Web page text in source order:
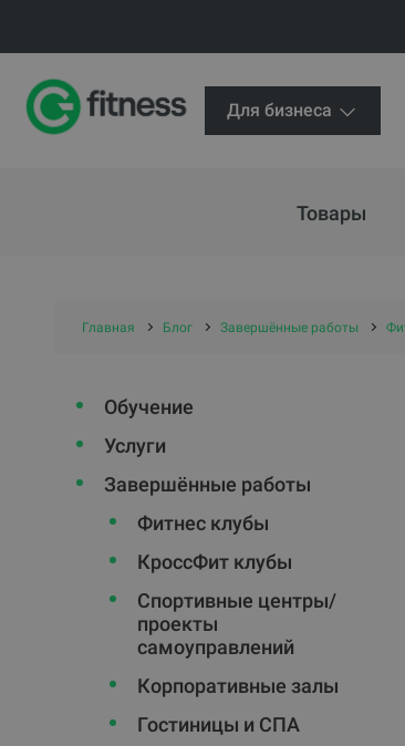
Для бизнеса
Товары
Главная Блог Завершённые работы
Обучение
Услуги
Завершённые работы
Фитнес клубы
КроссФит клубы
Спортивные центры/
проекты
самоуправлений
Корпоративные залы
Гостиницы и СПА